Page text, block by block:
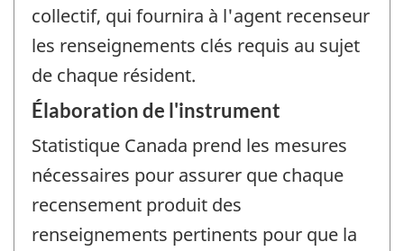
collectif, qui fournira à l'agent recenseur
les renseignements clés requis au sujet
de chaque résident.
Élaboration de l'instrument
Statistique Canada prend les mesures
nécessaires pour assurer que chaque
recensement produit des
renseignements pertinents pour que la